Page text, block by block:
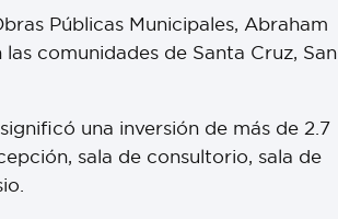
Públicas Municipales, Abraham
comunidades de Santa Cruz, San
una inversión de más de 2.7
sala de consultorio, sala de